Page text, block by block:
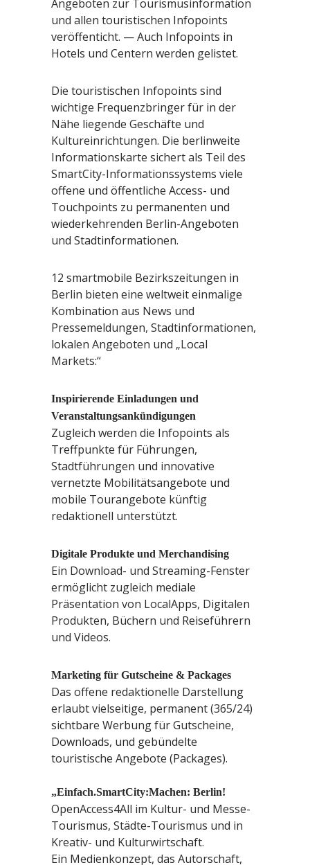
Angeboten zur Tourismusinformation
und allen touristischen Infopoints
veröffenticht. — Auch Infopoints in
Hotels und Centern werden gelistet.
Die touristischen Infopoints sind
wichtige Frequenzbringer für in der
Nähe liegende Geschäfte und
Kultureinrichtungen. Die berlinweite
Informationskarte sichert als Teil des
SmartCity-Informationssystems viele
offene und öffentliche Access- und
Touchpoints zu permanenten und
wiederkehrenden Berlin-Angeboten
und Stadtinformationen.
12 smartmobile Bezirkszeitungen in
Berlin bieten eine weltweit einmalige
Kombination aus News und
Pressemeldungen, Stadtinformationen,
lokalen Angeboten und „Local
Markets:“
Inspirierende Einladungen und
Veranstaltungsankündigungen
Zugleich werden die Infopoints als
Treffpunkte für Führungen,
Stadtführungen und innovative
vernetzte Mobilitätsangebote und
mobile Tourangebote künftig
redaktionell unterstützt.
Digitale Produkte und Merchandising
Ein Download- und Streaming-Fenster
ermöglicht zugleich mediale
Präsentation von LocalApps, Digitalen
Produkten, Büchern und Reiseführern
und Videos.
Marketing für Gutscheine & Packages
Das offene redaktionelle Darstellung
erlaubt vielseitige, permanent (365/24)
sichtbare Werbung für Gutscheine,
Downloads, und gebündelte
touristische Angebote (Packages).
„Einfach.SmartCity:Machen: Berlin!
OpenAccess4All im Kultur- und Messe-
Tourismus, Städte-Tourismus und in
Kreativ- und Kulturwirtschaft.
Ein Medienkonzept, das Autorschaft,